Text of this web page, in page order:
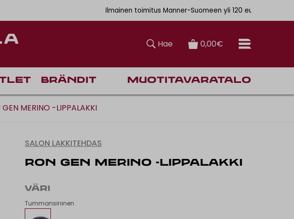
Ilmainen toimitus Manner-Suomeen yli 120 euron tilauksiin
Hae 0,00€
Brändit Muotitavaratalo
GEN MERINO -LIPPALAKKI
SALON LAKKITEHDAS
RON GEN MERINO -LIPPALAKKI
VÄRI
Tummansininen